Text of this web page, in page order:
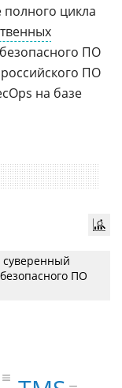
полного цикла
ПО
ПО
на базе
суверенный
ПО